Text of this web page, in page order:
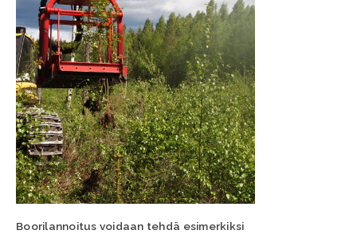
Boorilannoitus voidaan tehdä esimerkiksi